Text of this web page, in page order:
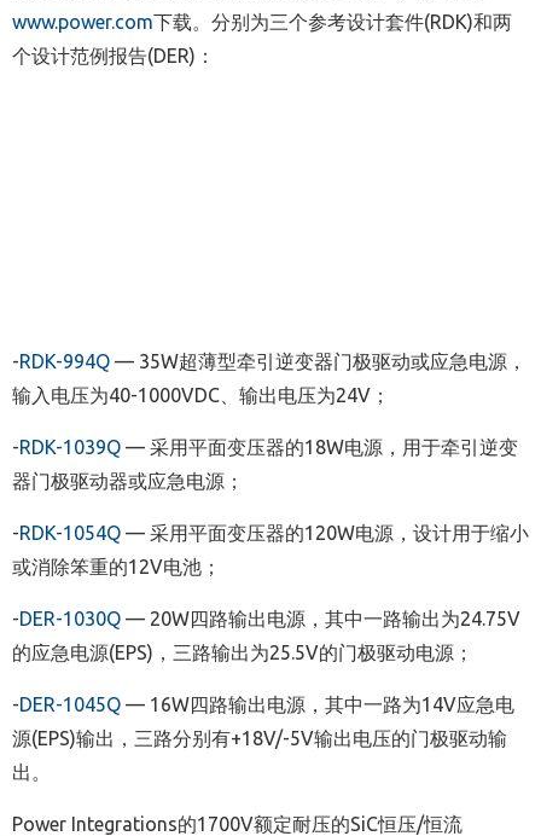
www.power.com下载。分别为三个参考设计套件(RDK)和两
个设计范例报告(DER) ：
-RDK-994Q — 35W超薄型牵引逆变器门极驱动或应急电源，
输入电压为40-1000VDC 、输出电压为24V ；
-RDK-1039Q — 采用平面变压器的18W电源，用于牵引逆变
器门极驱动器或应急电源；
-RDK-1054Q — 采用平面变压器的120W电源，设计用于缩小
或消除笨重的12V电池；
-DER-1030Q — 20W四路输出电源，其中一路输出为24.75V
的应急电源(EPS) ，三路输出为25.5V的门极驱动电源；
-DER-1045Q — 16W四路输出电源，其中一路为14V应急电
源(EPS)输出，三路分别有+18V/-5V输出电压的门极驱动输
出。
Power Integrations的1700V额定耐压的SiC恒压/恒流